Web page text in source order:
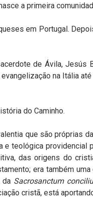
a primeira
em Portugal.
de Ávila,
na Itália
do Caminho.
que são próprias
teológica providencial
das origens do
era também
Sacrosanctum
cristã, está